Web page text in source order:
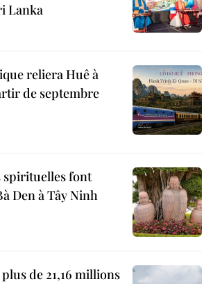
Lanka
reliera Huê à
de septembre
spirituelles font
Den à Tây Ninh
de 21,16 millions